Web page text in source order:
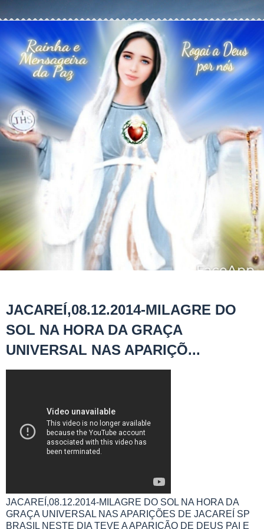
JACAREÍ,08.12.2014-MILAGRE DO
SOL NA HORA DA GRAÇA
UNIVERSAL NAS APARIÇÕ...
JACAREÍ,08.12.2014-MILAGRE DO SOL NA HORA DA
GRAÇA UNIVERSAL NAS APARIÇÕES DE JACAREÍ SP
BRASIL NESTE DIA TEVE A APARIÇÃO DE DEUS PAI E